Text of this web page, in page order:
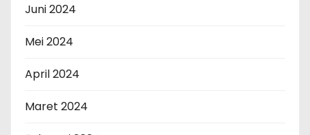
Juni 2024
Mei 2024
April 2024
Maret 2024